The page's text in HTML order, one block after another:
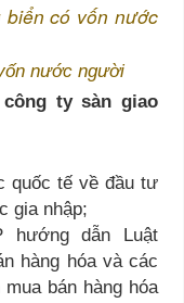
có vốn nước
nước người
ty sàn giao
quốc tế về đầu tư
gia nhập;
hướng dẫn Luật
hàng hóa và các
bán hàng hóa